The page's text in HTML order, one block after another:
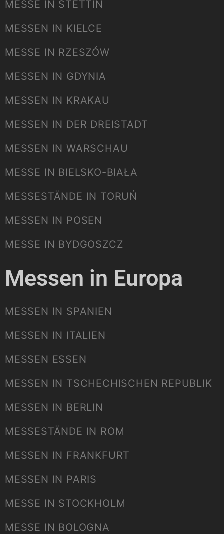
MESSE IN STETTIN
MESSEN IN KIELCE
MESSE IN RZESZÓW
MESSEN IN GDYNIA
MESSEN IN KRAKAU
MESSEN IN DER DREISTADT
MESSEN IN WARSCHAU
MESSE IN BIELSKO-BIAŁA
MESSESTÄNDE IN TORUŃ
MESSEN IN POSEN
MESSE IN BYDGOSZCZ
Messen in Europa
MESSEN IN SPANIEN
MESSEN IN ITALIEN
MESSEN ESSEN
MESSEN IN TSCHECHISCHEN REPUBLIK
MESSEN IN BERLIN
MESSESTÄNDE IN ROM
MESSEN IN FRANKFURT
MESSEN IN PARIS
MESSE IN STOCKHOLM
MESSE IN BOLOGNA